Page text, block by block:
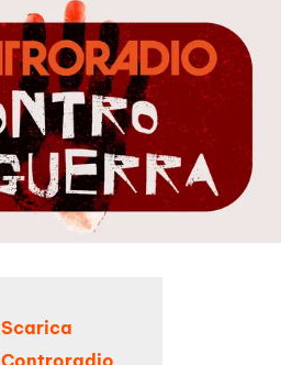
Scarica